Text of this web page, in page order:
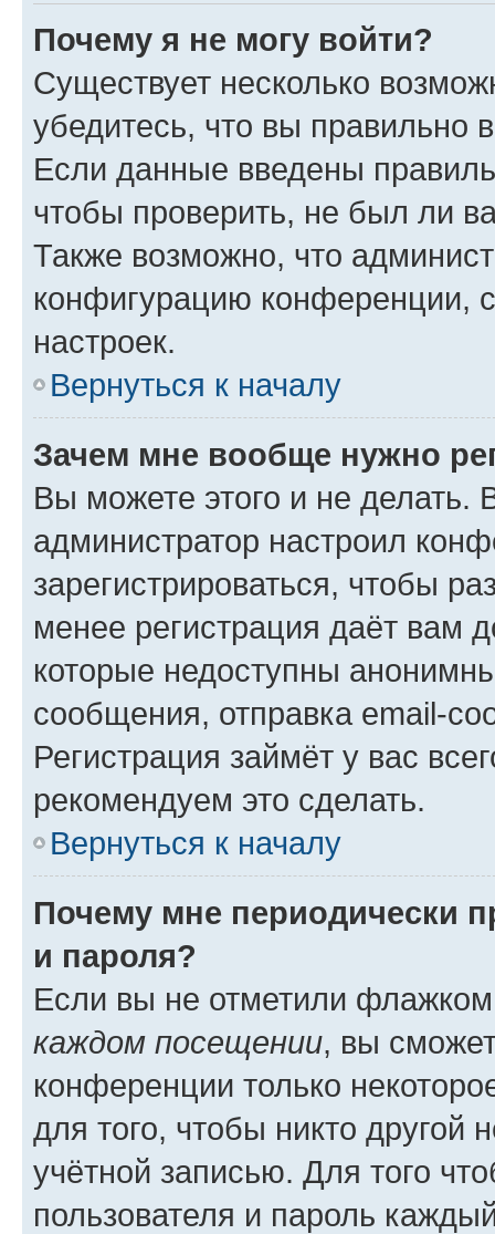
Почему я не могу войти?
Существует несколько
убедитесь, что вы правильно
Если данные введены
чтобы проверить, не был ли
Также возможно, что
конфигурацию конференции,
настроек.
Вернуться к началу
Зачем мне вообще нужно
Вы можете этого и не делать.
администратор настроил
зарегистрироваться, чтобы
менее регистрация даёт вам
которые недоступны
сообщения, отправка email-
Регистрация займёт у вас
рекомендуем это сделать.
Вернуться к началу
Почему мне периодически
и пароля?
Если вы не отметили
каждом посещении, вы
конференции только
для того, чтобы никто другой
учётной записью. Для того
пользователя и пароль